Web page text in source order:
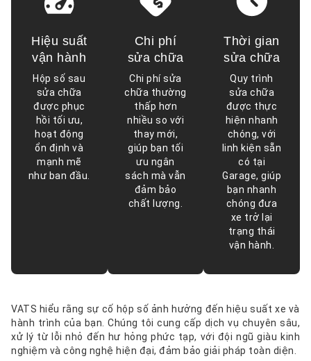
Hiệu suất
vận hành
Hộp số sau
sửa chữa
được phục
hồi tối ưu,
hoạt động
ổn định và
mạnh mẽ
như ban đầu.
Chi phí
sửa chữa
Chi phí sửa
chữa thường
thấp hơn
nhiều so với
thay mới,
giúp bạn tối
ưu ngân
sách mà vẫn
đảm bảo
chất lượng.
Thời gian
sửa chữa
Quy trình
sửa chữa
được thực
hiện nhanh
chóng, với
linh kiện sẵn
có tại
Garage, giúp
bạn nhanh
chóng đưa
xe trở lại
trạng thái
vận hành.
VATS hiểu rằng sự cố hộp số ảnh hưởng đến hiệu suất xe và
hành trình của bạn. Chúng tôi cung cấp dịch vụ chuyên sâu,
xử lý từ lỗi nhỏ đến hư hỏng phức tạp, với đội ngũ giàu kinh
nghiệm và công nghệ hiện đại, đảm bảo giải pháp toàn diện.